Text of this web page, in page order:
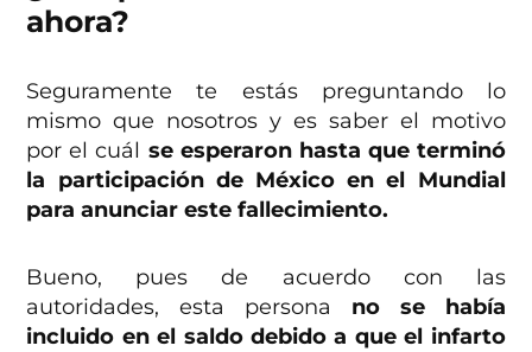
ahora?
Seguramente te estás preguntando lo
mismo que nosotros y es saber el motivo
por el cuál se esperaron hasta que terminó
la participación de México en el Mundial
para anunciar este fallecimiento.
Bueno, pues de acuerdo con las
autoridades, esta persona no se había
incluido en el saldo debido a que el infarto